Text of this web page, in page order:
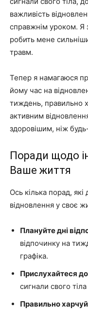
важливість
справжнім уроком. Я
робить мене
травм.
Тепер я намагаюся
йому час на
тиждень, правильно
активним
здоровішим, ніж
Поради щодо
Ваше життя
Ось кілька порад,
відновлення у своє
Плануйте дні
відпочинку на
графіка.
Прислухайтеся до
сигнали свого тіла
Правильно